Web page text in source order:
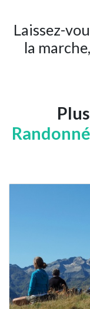
Laissez-
la